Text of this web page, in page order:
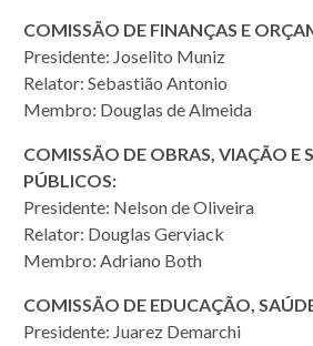
COMISSÃO DE FINANÇAS E
Presidente: Joselito Muniz
Relator: Sebastião Antonio
Membro: Douglas de Almeida
COMISSÃO DE OBRAS, VIAÇÃO E
PÚBLICOS:
Presidente: Nelson de Oliveira
Relator: Douglas Gerviack
Membro: Adriano Both
COMISSÃO DE EDUCAÇÃO,
Presidente: Juarez Demarchi